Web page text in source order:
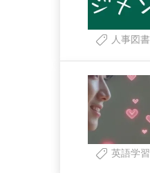
人事図
英語学習